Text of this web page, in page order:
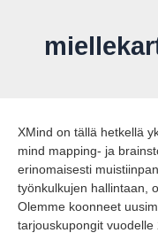
XMind on tällä hetkellä
mind mapping- ja
erinomaisesti
työnkulkujen hallintaan,
Olemme koonneet
tarjouskupongit vuodelle